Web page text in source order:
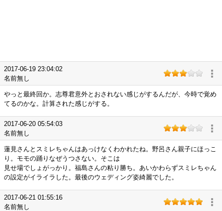
2017-06-19 23:04:02
名前無し
やっと最終回か。志尊君意外とおされない感じがするんだが、今時で覚め
てるのかな。計算された感じがする。
2017-06-20 05:54:03
名前無し
蓮見さんとスミレちゃんはあっけなくわかれたね。野呂さん親子にほっこ
り。モモの踊りなぜうつさない。そこは
見せ場でしょがっかり。福島さんの粘り勝ち。あいかわらずスミレちゃん
の設定がイライラした。最後のウェディング姿綺麗でした。
2017-06-21 01:55:16
名前無し